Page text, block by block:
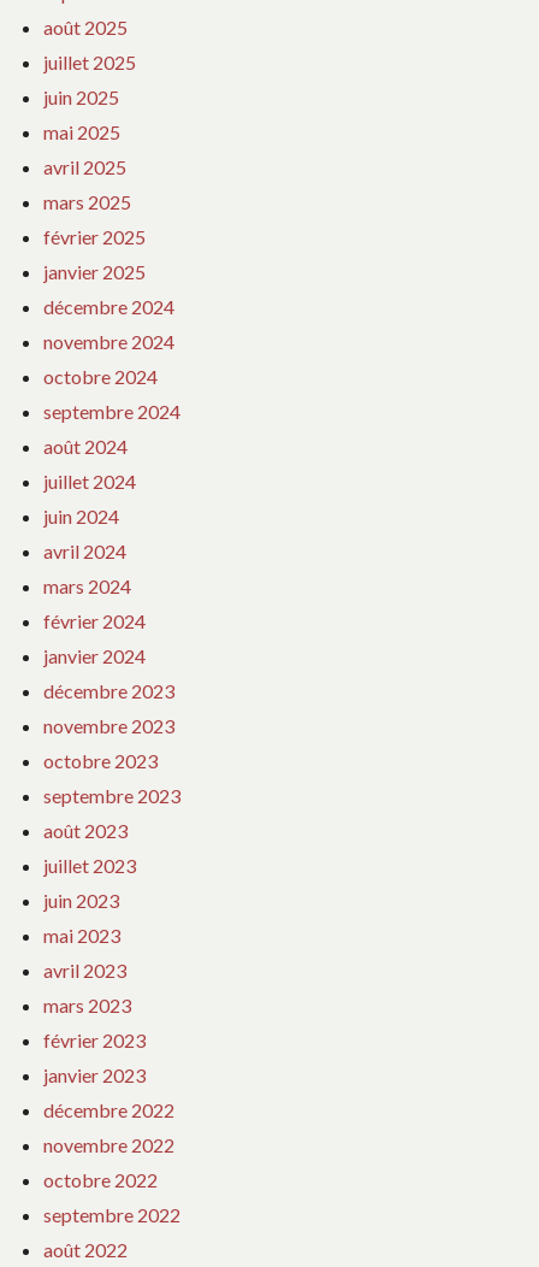
août 2025
juillet 2025
juin 2025
mai 2025
avril 2025
mars 2025
février 2025
janvier 2025
décembre 2024
novembre 2024
octobre 2024
septembre 2024
août 2024
juillet 2024
juin 2024
avril 2024
mars 2024
février 2024
janvier 2024
décembre 2023
novembre 2023
octobre 2023
septembre 2023
août 2023
juillet 2023
juin 2023
mai 2023
avril 2023
mars 2023
février 2023
janvier 2023
décembre 2022
novembre 2022
octobre 2022
septembre 2022
août 2022